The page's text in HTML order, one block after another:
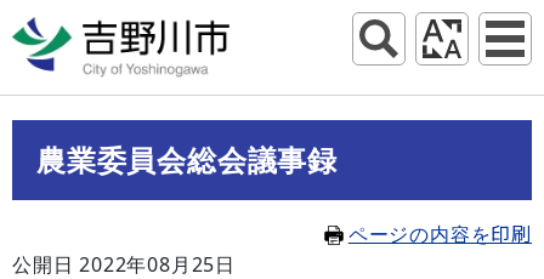
農業委員会総会議事録
ページの内容を印刷
公開日 2022年08月25日